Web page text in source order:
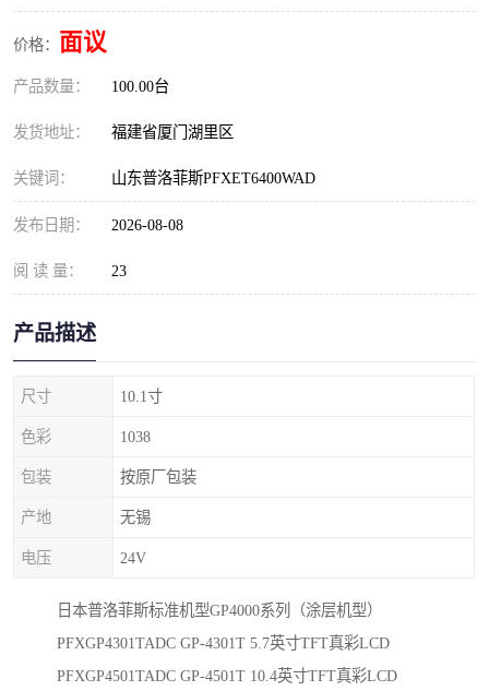
价格： 面议
产品数量： 100.00台
发货地址： 福建省厦门湖里区
关键词： 山东普洛菲斯PFXET6400WAD
发布日期： 2026-08-08
阅 读 量： 23
产品描述
尺寸 10.1寸
色彩 1038
包装 按原厂包装
产地 无锡
电压 24V
日本普洛菲斯标准机型GP4000系列（涂层机型）
PFXGP4301TADC GP-4301T 5.7英寸TFT真彩LCD
PFXGP4501TADC GP-4501T 10.4英寸TFT真彩LCD